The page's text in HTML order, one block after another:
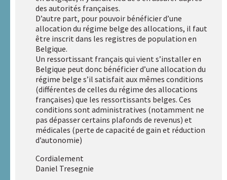
Badiane
Handicap
Santé
HAXY
mental
Réseau
HAXY
des autorités françaises.
D’autre part, pour pouvoir bénéficier d’une
allocation du régime belge des allocations, il faut
être inscrit dans les registres de population en
Belgique.
Un ressortissant français qui vient s’installer en
Belgique peut donc bénéficier d’une allocation du
régime belge s’il satisfait aux mêmes conditions
(différentes de celles du régime des allocations
françaises) que les ressortissants belges. Ces
conditions sont administratives (notamment ne
pas dépasser certains plafonds de revenus) et
médicales (perte de capacité de gain et réduction
d’autonomie)
Cordialement
Daniel Tresegnie